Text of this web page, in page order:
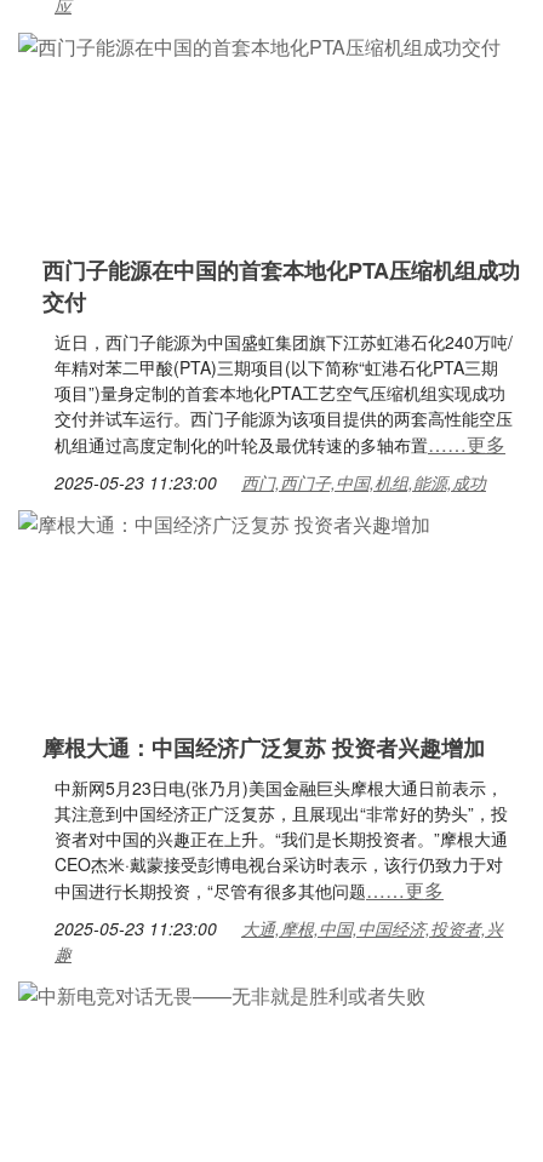
应
西门子能源在中国的首套本地化PTA压缩机组成功
交付
近日，西门子能源为中国盛虹集团旗下江苏虹港石化240万吨/
年精对苯二甲酸(PTA)三期项目(以下简称“虹港石化PTA三期
项目”)量身定制的首套本地化PTA工艺空气压缩机组实现成功
交付并试车运行。西门子能源为该项目提供的两套高性能空压
机组通过高度定制化的叶轮及最优转速的多轴布置……更多
2025-05-23 11:23:00 西门,西门子,中国,机组,能源,成功
摩根大通：中国经济广泛复苏 投资者兴趣增加
中新网5月23日电(张乃月)美国金融巨头摩根大通日前表示，
其注意到中国经济正广泛复苏，且展现出“非常好的势头”，投
资者对中国的兴趣正在上升。“我们是长期投资者。”摩根大通
CEO杰米·戴蒙接受彭博电视台采访时表示，该行仍致力于对
中国进行长期投资，“尽管有很多其他问题……更多
2025-05-23 11:23:00
大通,摩根,中国,中国经济,投资者,兴
趣